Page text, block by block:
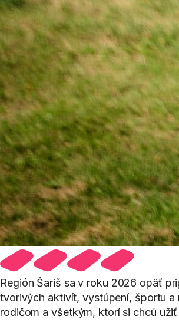
Región Šariš sa v roku 2026 opäť
tvorivých aktivít, vystúpení, športu
rodičom a všetkým, ktorí si chcú